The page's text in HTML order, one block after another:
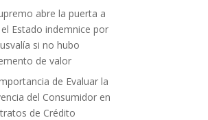
abre la puerta a
Estado indemnice por
si no hubo
de valor
de Evaluar la
del Consumidor en
de Crédito